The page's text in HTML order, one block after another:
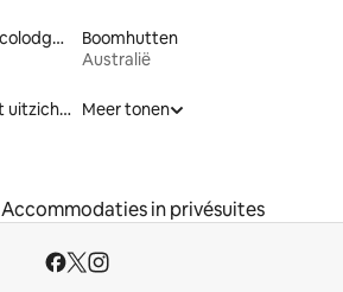
Accommodaties in ecolodges
Boomhutten
Australië
Accommodaties met uitzicht op het strand
Meer tonen
Accommodaties in privésuites